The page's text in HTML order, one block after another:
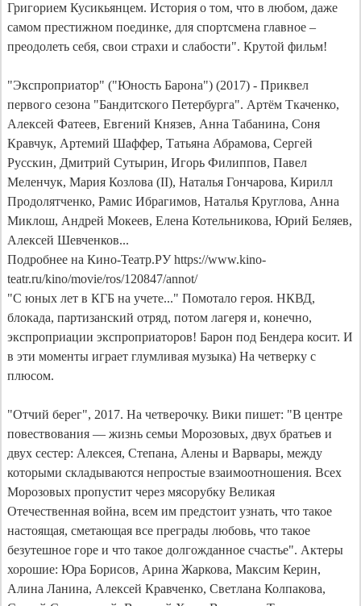
Григорием Кусикьянцем. История о том, что в любом, даже
самом престижном поединке, для спортсмена главное –
преодолеть себя, свои страхи и слабости". Крутой фильм!
"Экспроприатор" ("Юность Барона") (2017) - Приквел
первого сезона "Бандитского Петербурга". Артём Ткаченко,
Алексей Фатеев, Евгений Князев, Анна Табанина, Соня
Кравчук, Артемий Шаффер, Татьяна Абрамова, Сергей
Русскин, Дмитрий Сутырин, Игорь Филиппов, Павел
Меленчук, Мария Козлова (II), Наталья Гончарова, Кирилл
Продолятченко, Рамис Ибрагимов, Наталья Круглова, Анна
Миклош, Андрей Мокеев, Елена Котельникова, Юрий Беляев,
Алексей Шевченков...
Подробнее на Кино-Театр.РУ https://www.kino-
teatr.ru/kino/movie/ros/120847/annot/
"С юных лет в КГБ на учете..." Помотало героя. НКВД,
блокада, партизанский отряд, потом лагеря и, конечно,
экспроприации экспроприаторов! Барон под Бендера косит. И
в эти моменты играет глумливая музыка) На четверку с
плюсом.
"Отчий берег", 2017. На четверочку. Вики пишет: "В центре
повествования — жизнь семьи Морозовых, двух братьев и
двух сестер: Алексея, Степана, Алены и Варвары, между
которыми складываются непростые взаимоотношения. Всех
Морозовых пропустит через мясорубку Великая
Отечественная война, всем им предстоит узнать, что такое
настоящая, сметающая все преграды любовь, что такое
безутешное горе и что такое долгожданное счастье". Актеры
хорошие: Юра Борисов, Арина Жаркова, Максим Керин,
Алина Ланина, Алексей Кравченко, Светлана Колпакова,